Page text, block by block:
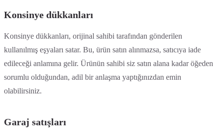
Konsinye dükkanları
Konsinye dükkanları, orijinal sahibi tarafından gönderilen
kullanılmış eşyaları satar. Bu, ürün satın alınmazsa, satıcıya iade
edileceği anlamına gelir. Ürünün sahibi siz satın alana kadar öğeden
sorumlu olduğundan, adil bir anlaşma yaptığınızdan emin
olabilirsiniz.
Garaj satışları